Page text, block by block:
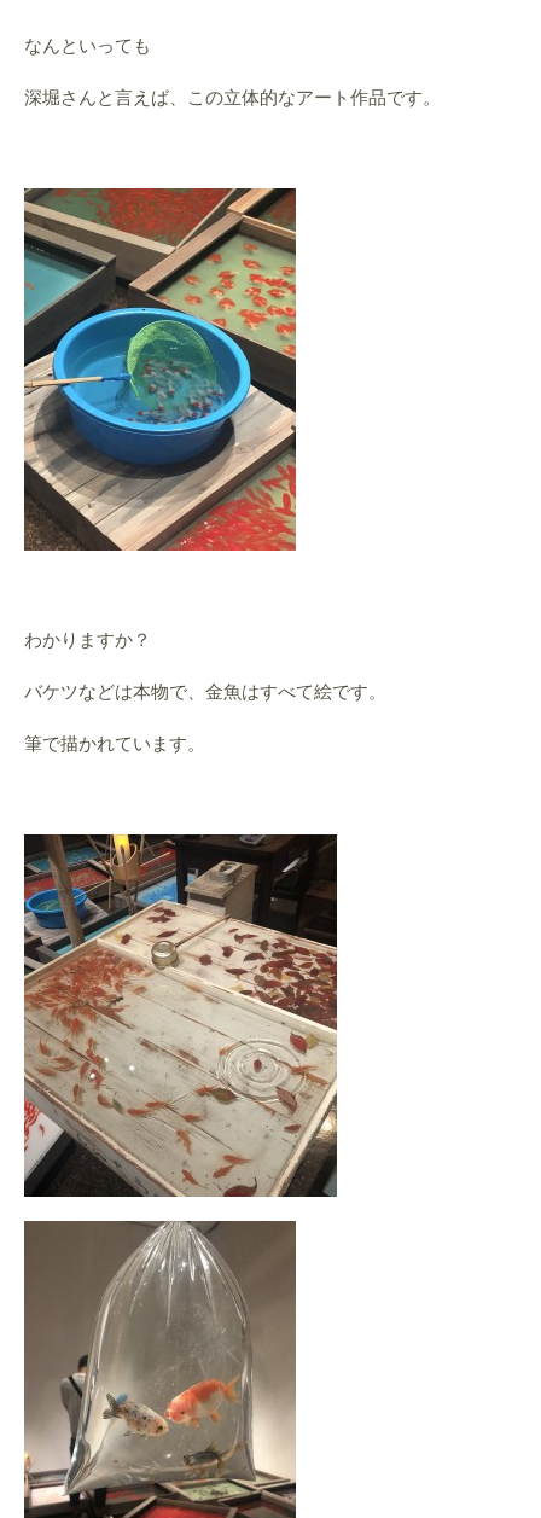
なんといっても
深堀さんと言えば、この立体的なアート作品です。
わかりますか？
バケツなどは本物で、金魚はすべて絵です。
筆で描かれています。